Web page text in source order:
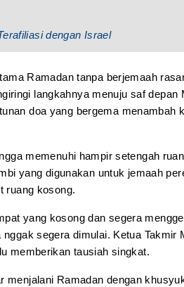
dengan Israel
Ramadan tanpa berjemaah
langkahnya menuju saf depan
doa yang bergema menambah
memenuhi hampir setengah
yang digunakan untuk jemaah
ruang kosong.
yang kosong dan segera
segera dimulai. Ketua Takmir
memberikan tausiah singkat.
menjalani Ramadan dengan